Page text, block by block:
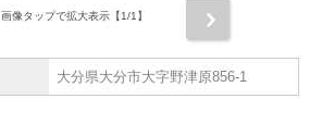
画像タップで拡大表示【1/1】
大分県大分市大字野津原856-1